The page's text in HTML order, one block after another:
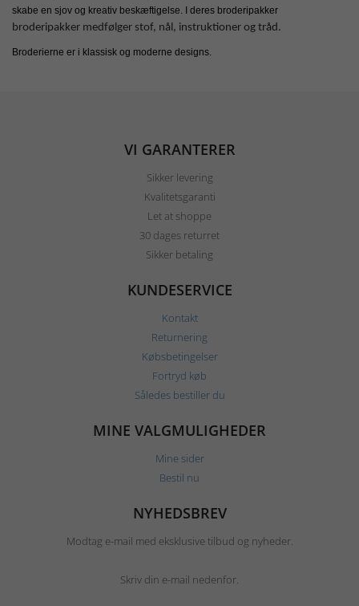
skabe en sjov og kreativ beskæftigelse. I deres broderipakker
broderipakker medfølger stof, nål, instruktioner og tråd.
Broderierne er i klassisk og moderne designs.
VI GARANTERER
Sikker levering
Kvalitetsgaranti
Let at shoppe
30 dages returret
Sikker betaling
KUNDESERVICE
Kontakt
Returnering
Købsbetingelser
Fortryd køb
Således bestiller du
MINE VALGMULIGHEDER
Mine sider
Bestil nu
NYHEDSBREV
Modtag e-mail med eksklusive tilbud og nyheder.
Skriv din e-mail nedenfor.